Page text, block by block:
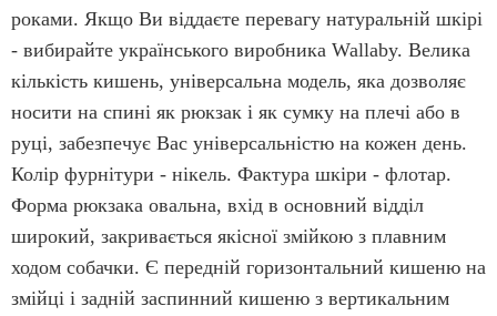
роками. Якщо Ви віддаєте перевагу натуральній шкірі
- вибирайте українського виробника Wallaby. Велика
кількість кишень, універсальна модель, яка дозволяє
носити на спині як рюкзак і як сумку на плечі або в
руці, забезпечує Вас універсальністю на кожен день.
Колір фурнітури - нікель. Фактура шкіри - флотар.
Форма рюкзака овальна, вхід в основний відділ
широкий, закривається якісної змійкою з плавним
ходом собачки. Є передній горизонтальний кишеню на
змійці і задній заспинний кишеню з вертикальним